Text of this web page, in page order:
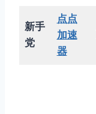
新手
党
点点
加速
器